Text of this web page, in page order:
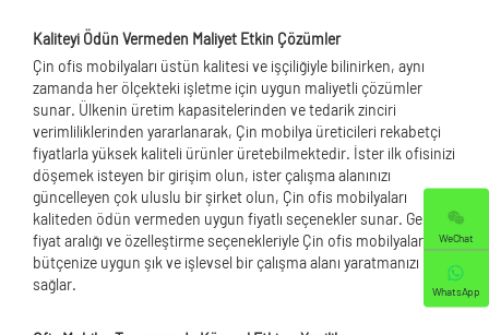
Kaliteyi Ödün Vermeden Maliyet Etkin Çözümler
Çin ofis mobilyaları üstün kalitesi ve işçiliğiyle bilinirken, aynı
zamanda her ölçekteki işletme için uygun maliyetli çözümler
sunar. Ülkenin üretim kapasitelerinden ve tedarik zinciri
verimliliklerinden yararlanarak, Çin mobilya üreticileri rekabetçi
fiyatlarla yüksek kaliteli ürünler üretebilmektedir. İster ilk ofisinizi
döşemek isteyen bir girişim olun, ister çalışma alanınızı
güncelleyen çok uluslu bir şirket olun, Çin ofis mobilyaları
kaliteden ödün vermeden uygun fiyatlı seçenekler sunar. Geniş
fiyat aralığı ve özelleştirme seçenekleriyle Çin ofis mobilyaları
bütçenize uygun şık ve işlevsel bir çalışma alanı yaratmanızı
sağlar.
WeChat
WhatsApp